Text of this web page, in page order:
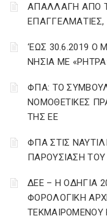
ΑΠΑΛΛΑΓΗ ΑΠΟ
ΕΠΑΓΓΕΛΜΑΤΙΕΣ,
‘ΕΩΣ 30.6.2019
ΝΗΣΙΑ ΜΕ
ΦΠΑ: ΤΟ
ΝΟΜΟΘΕΤΙΚΕΣ
ΤΗΣ ΕΕ
ΦΠΑ ΣΤΙΣ
ΠΑΡΟΥΣΙΑΣΗ
ΔΕΕ – Η ΟΔΗΓΙΑ
ΦΟΡΟΛΟΓΙΚΗ
ΤΕΚΜΑΙΡΟΜΕΝΟΥ